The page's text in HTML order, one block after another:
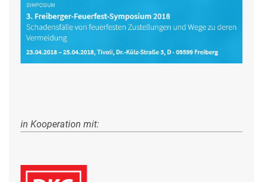
in Kooperation mit: